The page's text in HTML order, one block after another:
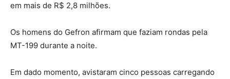
em mais de R$ 2,8 milhões.
Os homens do Gefron afirmam que faziam rondas pela
MT-199 durante a noite.
Em dado momento, avistaram cinco pessoas carregando